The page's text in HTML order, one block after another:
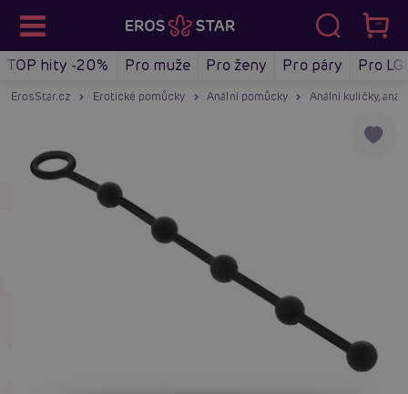
TOP hity -20% Pro muže Pro ženy Pro páry Pro
ErosStar.cz Erotické pomůcky Anální pomůcky Anální kuličky,